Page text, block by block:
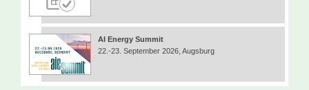
AI Energy Summit
22.-23. September 2026, Augsburg